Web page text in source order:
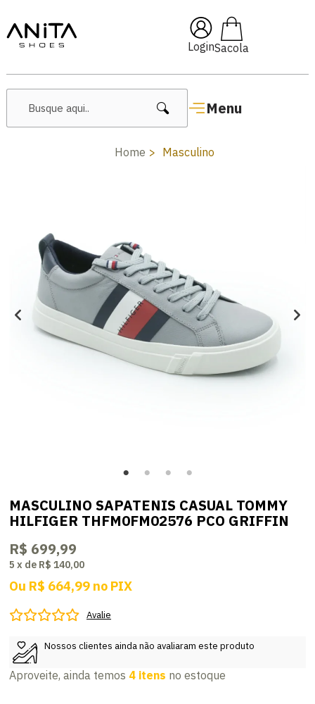
Login
Menu
Pai10
Home Masculino
MASCULINO SAPATENIS CASUAL TOMMY
HILFIGER THFM0FM02576 PCO GRIFFIN
R$ 699,99
5 x de R$ 140,00
Ou R$ 664,99 no PIX
Avalie
Nossos clientes ainda não avaliaram este produto
Aproveite, ainda temos 4 itens no estoque